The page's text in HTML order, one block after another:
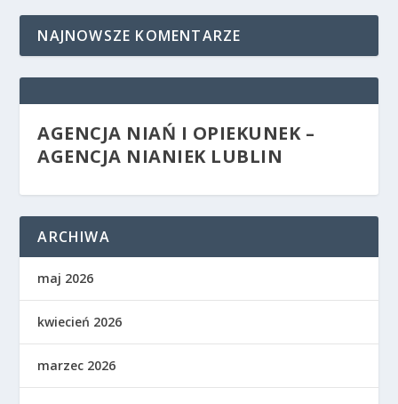
NAJNOWSZE KOMENTARZE
AGENCJA NIAŃ I OPIEKUNEK –
AGENCJA NIANIEK LUBLIN
ARCHIWA
maj 2026
kwiecień 2026
marzec 2026